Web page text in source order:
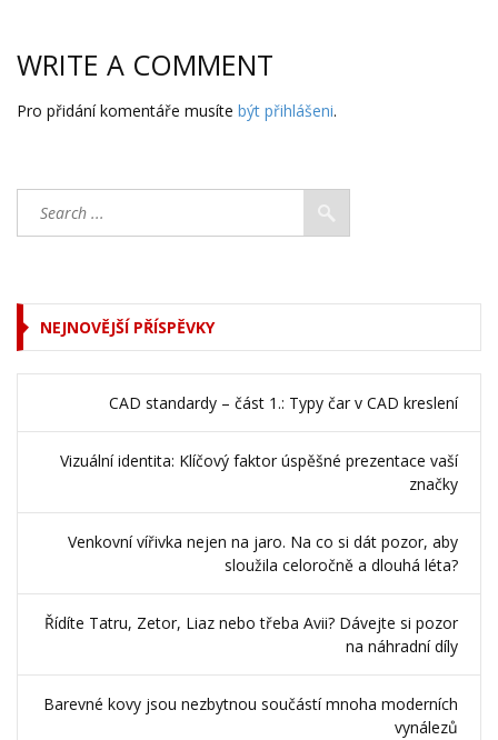
WRITE A COMMENT
Pro přidání komentáře musíte být přihlášeni.
NEJNOVĚJŠÍ PŘÍSPĚVKY
CAD standardy – část 1.: Typy čar v CAD kreslení
Vizuální identita: Klíčový faktor úspěšné prezentace vaší
značky
Venkovní vířivka nejen na jaro. Na co si dát pozor, aby
sloužila celoročně a dlouhá léta?
Řídíte Tatru, Zetor, Liaz nebo třeba Avii? Dávejte si pozor
na náhradní díly
Barevné kovy jsou nezbytnou součástí mnoha moderních
vynálezů